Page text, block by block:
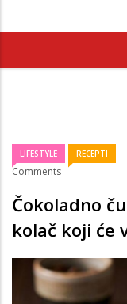
LIFESTYLE RECEPTI
Comments
Čokoladno
kolač koji će